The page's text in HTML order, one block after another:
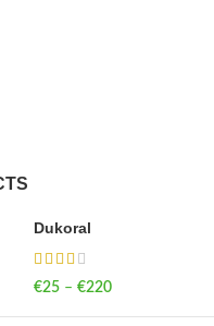
Dukoral
€25 – €220Price range: €25